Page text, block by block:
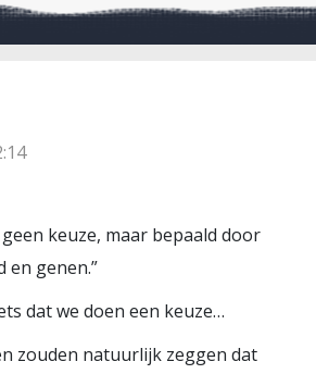
keuze, maar bepaald door
en genen.”
dat we doen een keuze…
zouden natuurlijk zeggen dat